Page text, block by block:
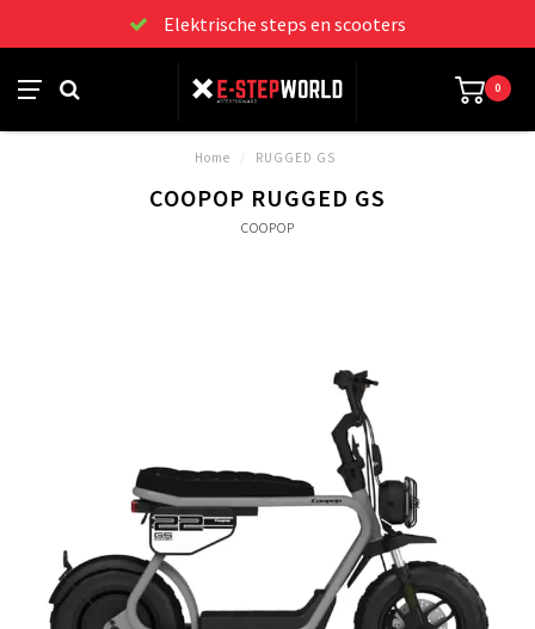
Elektrische steps en scooters
0
Home RUGGED GS
COOPOP RUGGED GS
COOPOP